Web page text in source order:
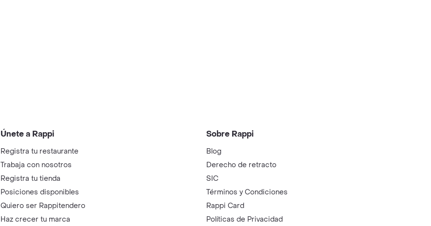
Únete a Rappi
Registra tu restaurante
Trabaja con nosotros
Registra tu tienda
Posiciones disponibles
Quiero ser Rappitendero
Haz crecer tu marca
Sobre Rappi
Blog
Derecho de retracto
SIC
Términos y Condiciones
Rappi Card
Políticas de Privacidad